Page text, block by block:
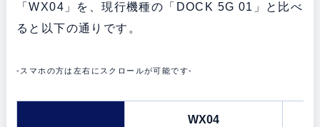
「WX04」を、現行機種の「DOCK 5G 01」と比べ
ると以下の通りです。
-スマホの方は左右にスクロールが可能です-
WX04